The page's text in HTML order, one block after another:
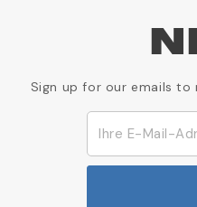
Sign up for our emails